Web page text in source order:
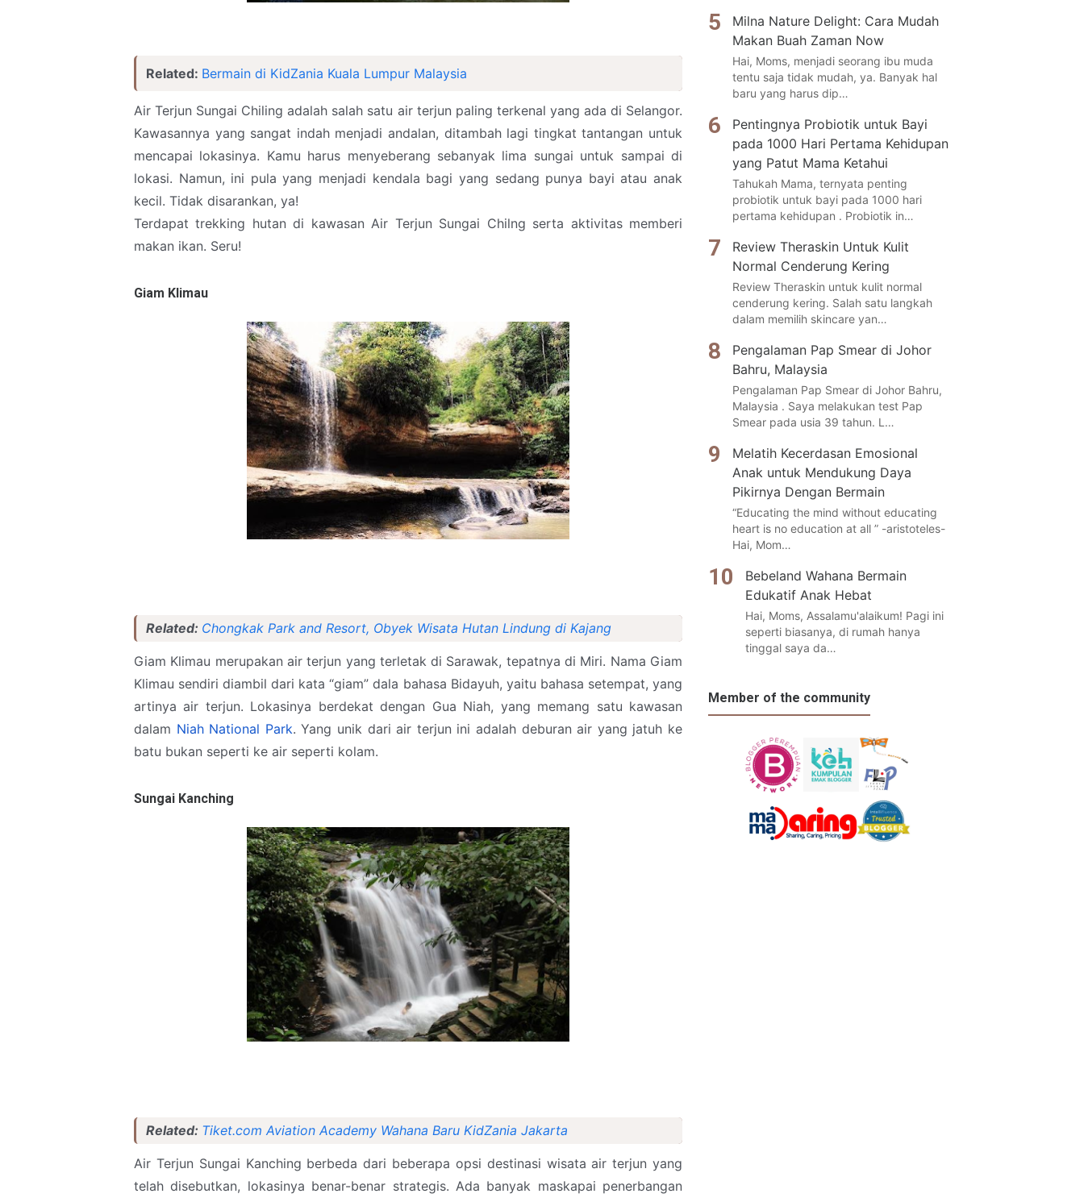
Related: Bermain di KidZania Kuala Lumpur Malaysia
Air Terjun Sungai Chiling adalah salah satu air terjun paling terkenal yang ada di Selangor.
Kawasannya yang sangat indah menjadi andalan, ditambah lagi tingkat tantangan untuk
mencapai lokasinya. Kamu harus menyeberang sebanyak lima sungai untuk sampai di
lokasi. Namun, ini pula yang menjadi kendala bagi yang sedang punya bayi atau anak
kecil. Tidak disarankan, ya!
Terdapat trekking hutan di kawasan Air Terjun Sungai Chilng serta aktivitas memberi
makan ikan. Seru!
Giam Klimau
Related: Chongkak Park and Resort, Obyek Wisata Hutan Lindung di Kajang
Giam Klimau merupakan air terjun yang terletak di Sarawak, tepatnya di Miri. Nama Giam
Klimau sendiri diambil dari kata “giam” dala bahasa Bidayuh, yaitu bahasa setempat, yang
artinya air terjun. Lokasinya berdekat dengan Gua Niah, yang memang satu kawasan
dalam Niah National Park. Yang unik dari air terjun ini adalah deburan air yang jatuh ke
batu bukan seperti ke air seperti kolam.
Sungai Kanching
Related: Tiket.com Aviation Academy Wahana Baru KidZania Jakarta
Air Terjun Sungai Kanching berbeda dari beberapa opsi destinasi wisata air terjun yang
telah disebutkan, lokasinya benar-benar strategis. Ada banyak maskapai penerbangan
Milna Nature Delight: Cara Mudah
Makan Buah Zaman Now
Hai, Moms, menjadi seorang ibu muda
tentu saja tidak mudah, ya. Banyak hal
baru yang harus dip…
Pentingnya Probiotik untuk Bayi
pada 1000 Hari Pertama Kehidupan
yang Patut Mama Ketahui
Tahukah Mama, ternyata penting
probiotik untuk bayi pada 1000 hari
pertama kehidupan . Probiotik in…
Review Theraskin Untuk Kulit
Normal Cenderung Kering
Review Theraskin untuk kulit normal
cenderung kering. Salah satu langkah
dalam memilih skincare yan…
Pengalaman Pap Smear di Johor
Bahru, Malaysia
Pengalaman Pap Smear di Johor Bahru,
Malaysia . Saya melakukan test Pap
Smear pada usia 39 tahun. L…
Melatih Kecerdasan Emosional
Anak untuk Mendukung Daya
Pikirnya Dengan Bermain
“Educating the mind without educating
heart is no education at all ” -aristoteles-
Hai, Mom…
Bebeland Wahana Bermain
Edukatif Anak Hebat
Hai, Moms, Assalamu'alaikum! Pagi ini
seperti biasanya, di rumah hanya
tinggal saya da…
Member of the community